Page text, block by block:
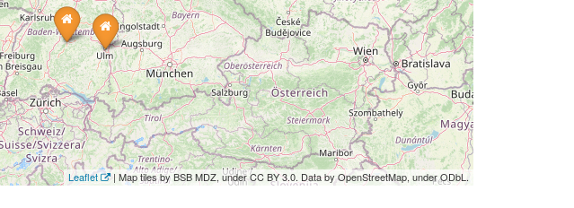
Leaflet | Map tiles by BSB MDZ, under CC BY 3.0. Data by OpenStreetMap, under ODbL.